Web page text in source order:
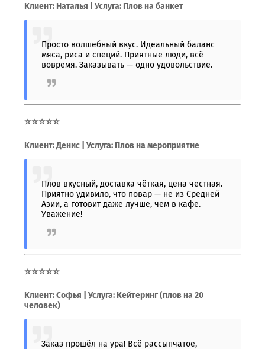
Клиент: Наталья | Услуга: Плов на банкет
Просто волшебный вкус. Идеальный баланс
мяса, риса и специй. Приятные люди, всё
вовремя. Заказывать — одно удовольствие.
⭐⭐⭐⭐⭐
Клиент: Денис | Услуга: Плов на мероприятие
Плов вкусный, доставка чёткая, цена честная.
Приятно удивило, что повар — не из Средней
Азии, а готовит даже лучше, чем в кафе.
Уважение!
⭐⭐⭐⭐⭐
Клиент: Софья | Услуга: Кейтеринг (плов на 20
человек)
Заказ прошёл на ура! Всё рассыпчатое,